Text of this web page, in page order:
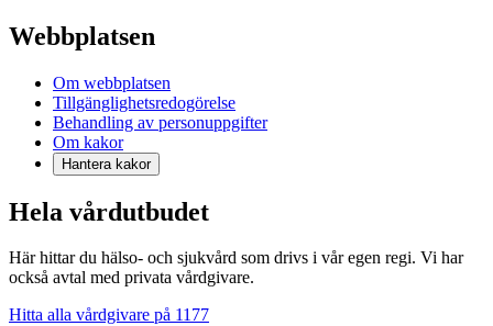
Webbplatsen
Om webbplatsen
Tillgänglighetsredogörelse
Behandling av personuppgifter
Om kakor
Hantera kakor
Hela vårdutbudet
Här hittar du hälso- och sjukvård som drivs i vår egen regi. Vi har
också avtal med privata vårdgivare.
Hitta alla vårdgivare på 1177